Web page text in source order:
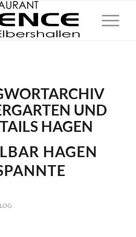
UND
HAGEN
HAGEN